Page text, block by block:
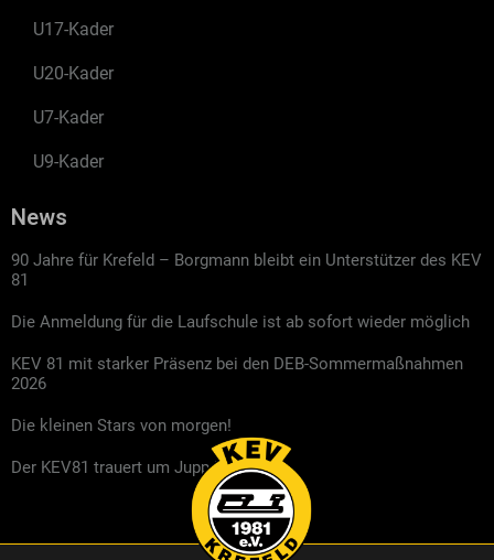
U17-Kader
U20-Kader
U7-Kader
U9-Kader
News
90 Jahre für Krefeld – Borgmann bleibt ein Unterstützer des KEV
81
Die Anmeldung für die Laufschule ist ab sofort wieder möglich
KEV 81 mit starker Präsenz bei den DEB-Sommermaßnahmen
2026
Die kleinen Stars von morgen!
Der KEV81 trauert um Jupp Kompalla